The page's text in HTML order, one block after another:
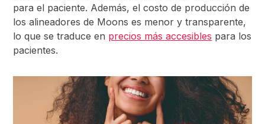
para el paciente. Además, el costo de producción de
los alineadores de Moons es menor y transparente,
lo que se traduce en precios más accesibles para los
pacientes.